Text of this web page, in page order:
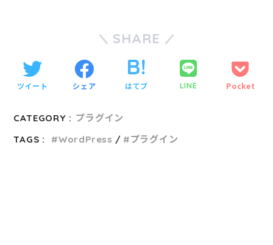
SHARE
ツイート シェア はてブ LINE Pocket
CATEGORY : プラグイン
TAGS :
WordPress プラグイン